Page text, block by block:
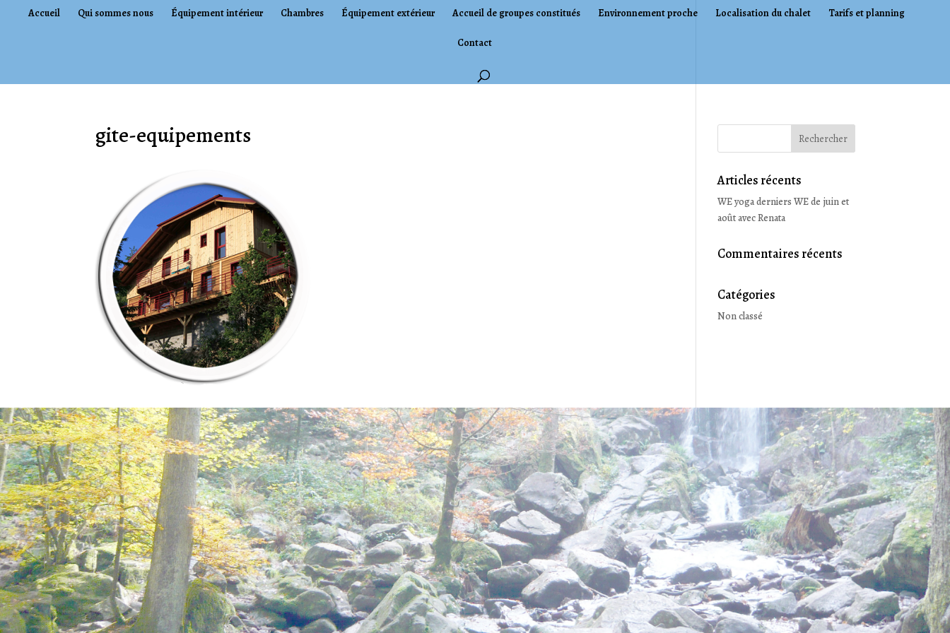
Accueil Qui sommes nous Équipement intérieur Chambres Équipement extérieur Accueil de groupes constitués Environnement proche Localisation du chalet Tarifs et planning
Contact
gite-equipements
Articles récents
WE yoga derniers WE de juin et
août avec Renata
Commentaires récents
Catégories
Non classé